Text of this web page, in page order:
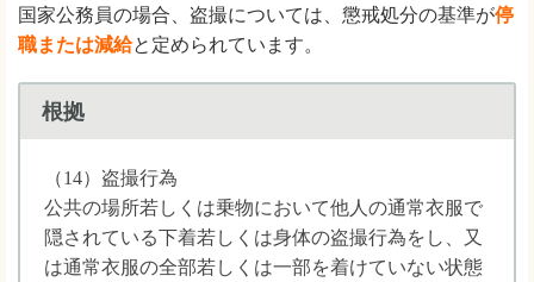
国家公務員の場合、盗撮については、懲戒処分の基準が停
職または減給と定められています。
根拠
（14）盗撮行為
公共の場所若しくは乗物において他人の通常衣服で
隠されている下着若しくは身体の盗撮行為をし、又
は通常衣服の全部若しくは一部を着けていない状態